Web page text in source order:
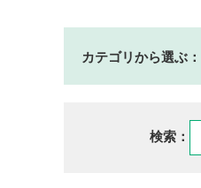
カテゴリから選ぶ：
検索：